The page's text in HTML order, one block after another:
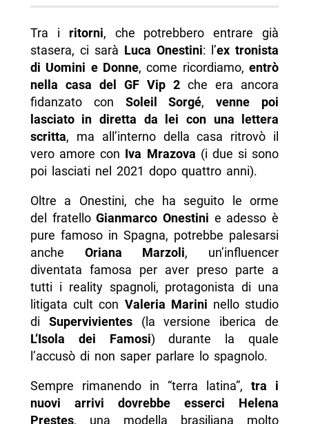
Tra i ritorni, che potrebbero entrare già
stasera, ci sarà Luca Onestini: l’ex tronista
di Uomini e Donne, come ricordiamo,entrò
nella casa del GF Vip 2 che era ancora
fidanzato con Soleil Sorgé,venne poi
lasciato in diretta da lei con una lettera
scritta, ma all’interno della casa ritrovò il
vero amore con Iva Mrazova (i due si sono
poi lasciati nel 2021 dopo quattro anni).
Oltre a Onestini, che ha seguito le orme
del fratelloGianmarco Onestini e adesso è
pure famoso in Spagna, potrebbe palesarsi
anche Oriana Marzoli, un’influencer
diventata famosa per aver preso parte a
tutti i reality spagnoli, protagonista di una
litigata cult con Valeria Marini nello studio
di Supervivientes (la versione iberica de
L’Isola dei Famosi) durante la quale
l’accusò di non saper parlare lo spagnolo.
Sempre rimanendo in “terra latina”,tra i
nuovi arrivi dovrebbe esserci Helena
Prestes, una modella brasiliana molto